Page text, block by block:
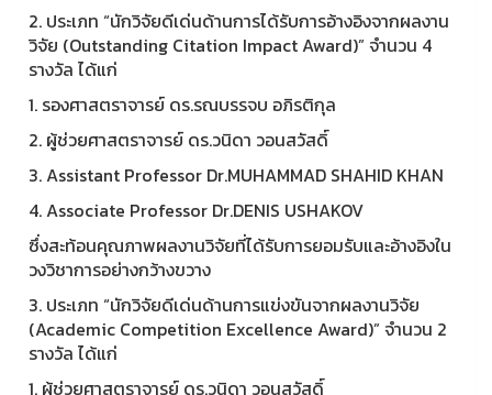
2. ประเภท “นักวิจัยดีเด่นด้านการได้รับการอ้างอิงจากผลงาน
วิจัย (Outstanding Citation Impact Award)” จำนวน 4
รางวัล ได้แก่
1. รองศาสตราจารย์ ดร.รณบรรจบ อภิรติกุล
2. ผู้ช่วยศาสตราจารย์ ดร.วนิดา วอนสวัสดิ์
3. Assistant Professor Dr.MUHAMMAD SHAHID KHAN
4. Associate Professor Dr.DENIS USHAKOV
ซึ่งสะท้อนคุณภาพผลงานวิจัยที่ได้รับการยอมรับและอ้างอิงใน
วงวิชาการอย่างกว้างขวาง
3. ประเภท “นักวิจัยดีเด่นด้านการแข่งขันจากผลงานวิจัย
(Academic Competition Excellence Award)” จำนวน 2
รางวัล ได้แก่
1. ผู้ช่วยศาสตราจารย์ ดร.วนิดา วอนสวัสดิ์